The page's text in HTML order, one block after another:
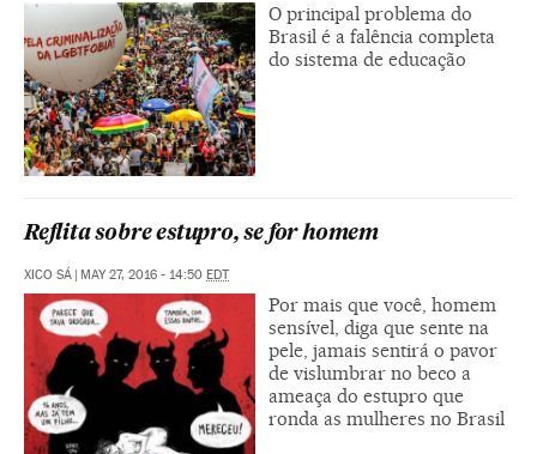
O principal problema do
Brasil é a falência completa
do sistema de educação
Reflita sobre estupro, se for homem
XICO SÁ | MAY 27, 2016 - 14:50 EDT
Por mais que você, homem
sensível, diga que sente na
pele, jamais sentirá o pavor
de vislumbrar no beco a
ameaça do estupro que
ronda as mulheres no Brasil